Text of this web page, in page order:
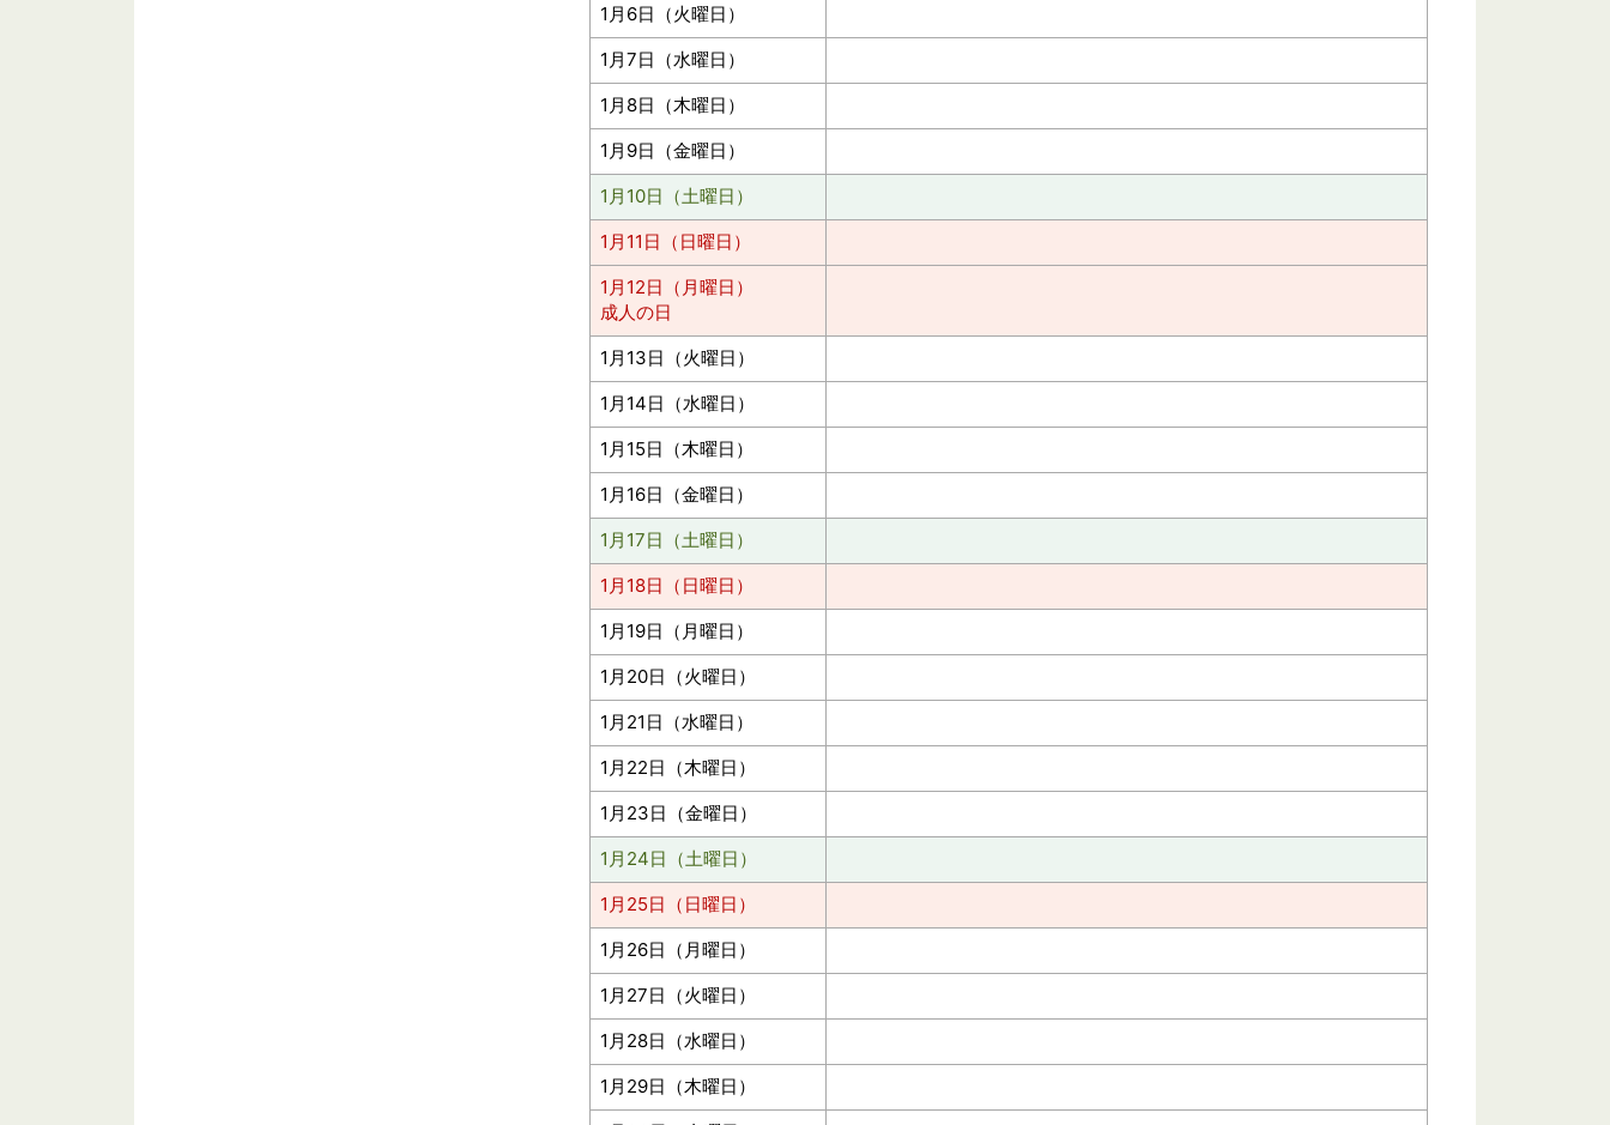
1月6日（火曜日）
1月7日（水曜日）
1月8日（木曜日）
1月9日（金曜日）
1月10日（土曜日）
1月11日（日曜日）
1月12日（月曜日）
成人の日
1月13日（火曜日）
1月14日（水曜日）
1月15日（木曜日）
1月16日（金曜日）
1月17日（土曜日）
1月18日（日曜日）
1月19日（月曜日）
1月20日（火曜日）
1月21日（水曜日）
1月22日（木曜日）
1月23日（金曜日）
1月24日（土曜日）
1月25日（日曜日）
1月26日（月曜日）
1月27日（火曜日）
1月28日（水曜日）
1月29日（木曜日）